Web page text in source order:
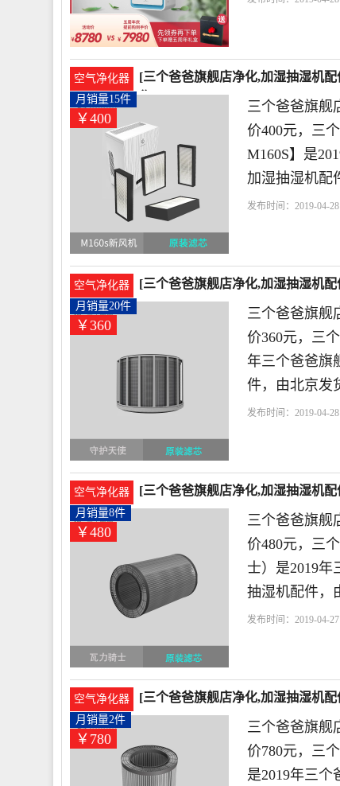
空气净化器
[三个爸爸旗舰店净化,加湿抽湿机
售400元
￥400
月销量15件
三个爸爸旗舰
价400元，三
M160S】是
加湿抽湿机配
发布时间：2019-04-
空气净化器
[三个爸爸旗舰店净化,加湿抽湿机
360元
￥360
月销量20件
三个爸爸旗舰
价360元，三
年三个爸爸旗
件，由北京发
发布时间：2019-04-
空气净化器
[三个爸爸旗舰店净化,加湿抽湿机
480元
￥480
月销量8件
三个爸爸旗舰
价480元，三
士）是2019
抽湿机配件，
发布时间：2019-04-
空气净化器
[三个爸爸旗舰店净化,加湿抽湿机
780元
￥780
月销量2件
三个爸爸旗舰
价780元，三
是2019年三